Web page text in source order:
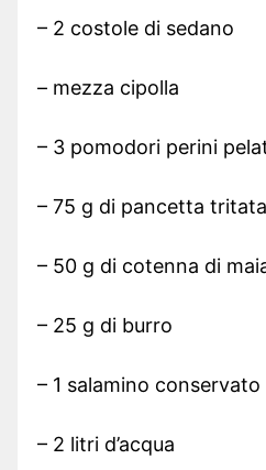
– 2 costole di sedano
– mezza cipolla
– 3 pomodori perini
– 75 g di pancetta tritata
– 50 g di cotenna di
– 25 g di burro
– 1 salamino
– 2 litri d’acqua